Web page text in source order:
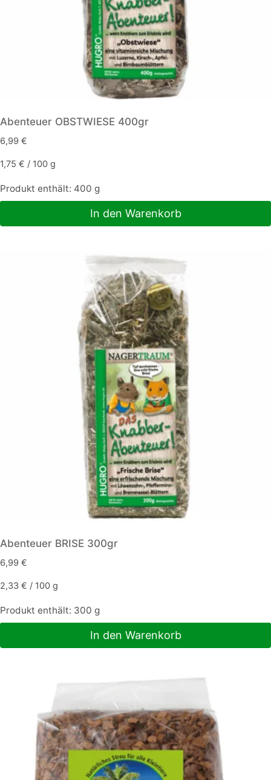
Abenteuer OBSTWIESE 400gr
6,99 €
1,75 € / 100 g
Produkt enthält: 400 g
In den Warenkorb
Abenteuer BRISE 300gr
6,99 €
2,33 € / 100 g
Produkt enthält: 300 g
In den Warenkorb